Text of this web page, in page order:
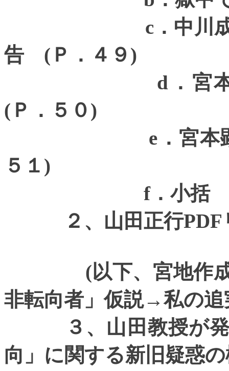
c．中川
告 ( Ｐ．４９ )
d ．
( Ｐ．５０)
e ．宮
５１ )
f．小
２、山田正行PDF
(以下、宮地作
非転向者」仮説→私の追
３、山田教授が発
向」に関する新旧疑惑